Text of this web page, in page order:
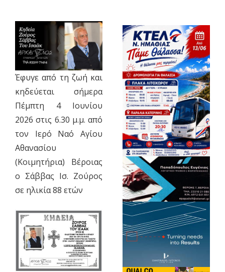
Έφυγε από τη ζωή και
κηδεύεται σήμερα
Πέμπτη 4 Ιουνίου
2026 στις 6.30 μ.μ. από
τον Ιερό Ναό Αγίου
Αθανασίου
(Κοιμητήρια) Βέροιας
ο Σάββας Ισ. Ζούρος
σε ηλικία 88 ετών